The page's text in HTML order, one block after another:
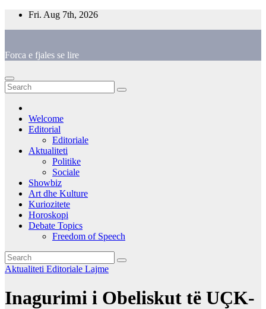
Skip
Fri. Aug 7th, 2026
Forca e fjales se lire
Welcome
Editorial
Editoriale
Aktualiteti
Politike
Sociale
Showbiz
Art dhe Kulture
Kuriozitete
Horoskopi
Debate Topics
Freedom of Speech
Aktualiteti Editoriale Lajme
Inagurimi i Obeliskut të UÇK-